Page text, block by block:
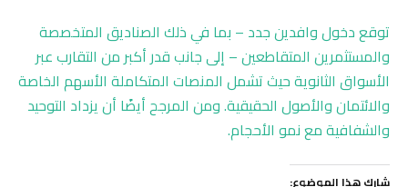
توقع دخول وافدين جدد – بما في ذلك الصناديق المتخصصة
والمستثمرين المتقاطعين – إلى جانب قدر أكبر من التقارب عبر
الأسواق الثانوية حيث تشمل المنصات المتكاملة الأسهم الخاصة
والائتمان والأصول الحقيقية. ومن المرجح أيضًا أن يزداد التوحيد
والشفافية مع نمو الأحجام.
شارك هذا الموضوع: